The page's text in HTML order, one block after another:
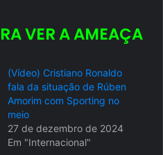
VER A AMEAÇA
(Vídeo) Cristiano Ronaldo
fala da situação de Rúben
Amorim com Sporting no
meio
27 de dezembro de 2024
Em "Internacional"